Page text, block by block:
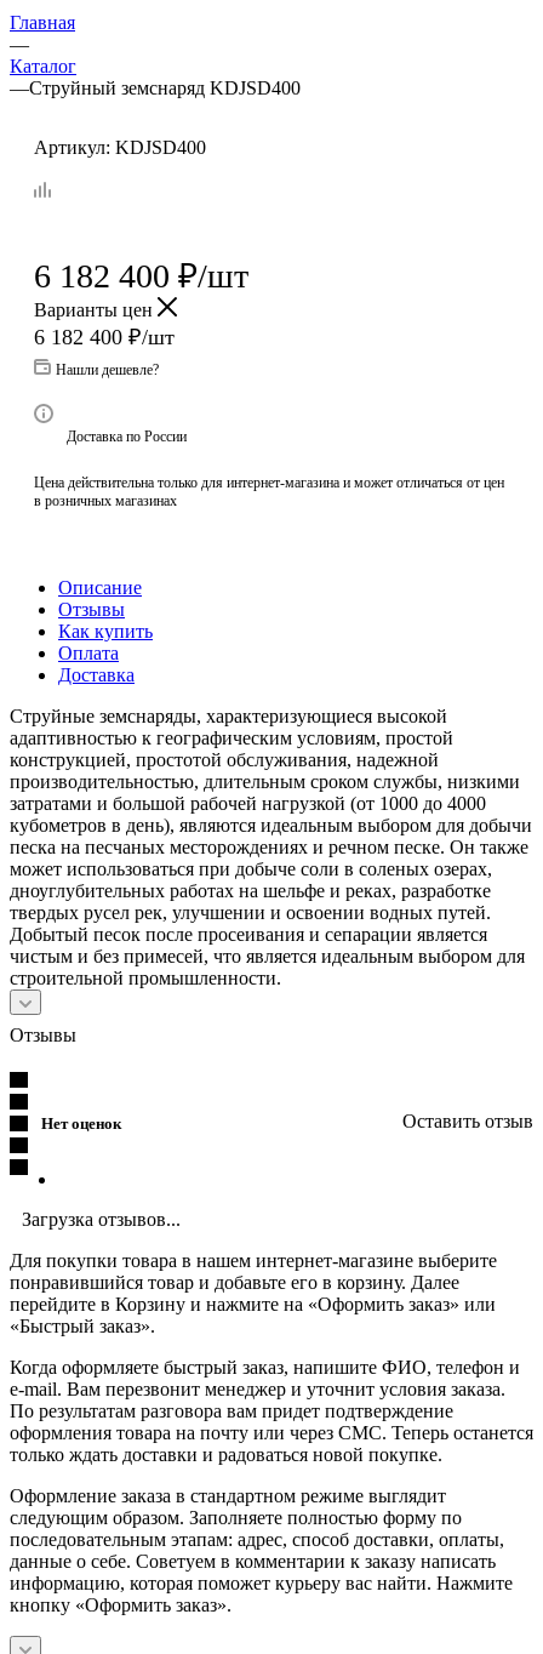
Главная
—
Каталог
—Струйный земснаряд KDJSD400
Артикул: KDJSD400
6 182 400 ₽/шт
Варианты цен
6 182 400 ₽/шт
Нашли дешевле?
Доставка по России
Цена действительна только для интернет-магазина и может отличаться от цен
в розничных магазинах
Описание
Отзывы
Как купить
Оплата
Доставка
Струйные земснаряды, характеризующиеся высокой
адаптивностью к географическим условиям, простой
конструкцией, простотой обслуживания, надежной
производительностью, длительным сроком службы, низкими
затратами и большой рабочей нагрузкой (от 1000 до 4000
кубометров в день), являются идеальным выбором для добычи
песка на песчаных месторождениях и речном песке. Он также
может использоваться при добыче соли в соленых озерах,
дноуглубительных работах на шельфе и реках, разработке
твердых русел рек, улучшении и освоении водных путей.
Добытый песок после просеивания и сепарации является
чистым и без примесей, что является идеальным выбором для
строительной промышленности.
Отзывы
Нет оценок Оставить отзыв
Загрузка отзывов...
Для покупки товара в нашем интернет-магазине выберите
понравившийся товар и добавьте его в корзину. Далее
перейдите в Корзину и нажмите на «Оформить заказ» или
«Быстрый заказ».
Когда оформляете быстрый заказ, напишите ФИО, телефон и
e-mail. Вам перезвонит менеджер и уточнит условия заказа.
По результатам разговора вам придет подтверждение
оформления товара на почту или через СМС. Теперь останется
только ждать доставки и радоваться новой покупке.
Оформление заказа в стандартном режиме выглядит
следующим образом. Заполняете полностью форму по
последовательным этапам: адрес, способ доставки, оплаты,
данные о себе. Советуем в комментарии к заказу написать
информацию, которая поможет курьеру вас найти. Нажмите
кнопку «Оформить заказ».